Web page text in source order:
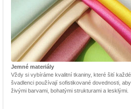
Jemné materiály
Vždy si vybíráme kvalitní tkaniny, které šití
švadlenci používají sofistikované dovednosti,
živými barvami, bohatými strukturami a lesklými.